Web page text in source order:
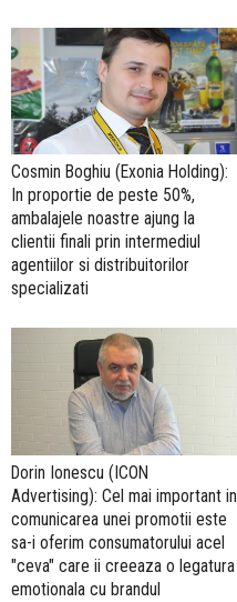
Cosmin Boghiu (Exonia Holding):
In proportie de peste 50%,
ambalajele noastre ajung la
clientii finali prin intermediul
agentiilor si distribuitorilor
specializati
Dorin Ionescu (ICON
Advertising): Cel mai important in
comunicarea unei promotii este
sa-i oferim consumatorului acel
"ceva" care ii creeaza o legatura
emotionala cu brandul